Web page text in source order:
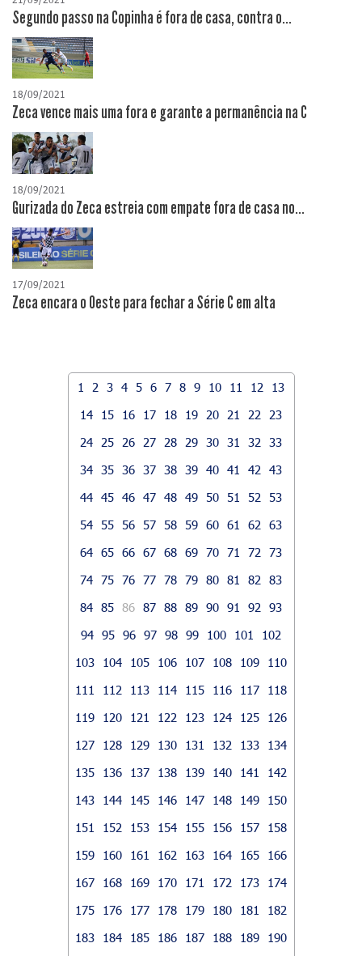
Segundo passo na Copinha é fora de casa, contra o...
18/09/2021
Zeca vence mais uma fora e garante a permanência na C
18/09/2021
Gurizada do Zeca estreia com empate fora de casa no...
17/09/2021
Zeca encara o Oeste para fechar a Série C em alta
1 2 3 4 5 6 7 8 9 10 11 12
13
14
15 16 17 18 19 20 21 22
23
24
25 26 27 28 29 30 31 32
33
34 35 36 37 38 39 40 41 42
43
44 45 46 47 48 49 50 51 52
53
54 55 56 57 58 59 60 61 62
63
64 65 66 67 68 69 70 71 72
73
74 75 76 77 78 79 80 81 82
83
84 85 86 87 88 89 90 91 92
93
94 95 96 97 98 99 100 101
102
103
104 105 106 107 108 109
110
111
112 113 114 115 116 117
118
119
120 121 122 123 124 125
126
127
128 129 130 131 132 133
134
135
136 137 138 139 140 141
142
143
144 145 146 147 148 149
150
151
152 153 154 155 156 157
158
159
160 161 162 163 164 165
166
167
168 169 170 171 172 173
174
175
176 177 178 179 180 181
182
183
184 185 186 187 188 189
190